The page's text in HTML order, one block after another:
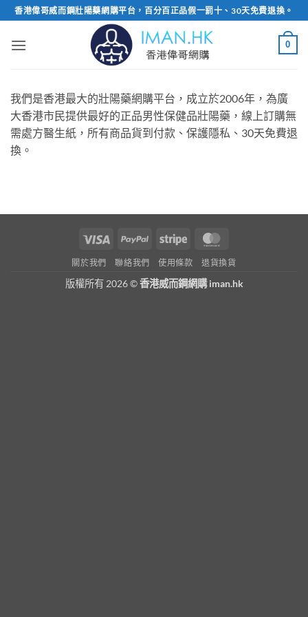
Skip
to
content
香港偉哥威而鋼壯陽藥網購平台，百分百正品假一罰十、30天免費退換。
0
我們是香港最大的壯陽藥網購平台，成立於2006年，為廣
大香港市民提供最好的正品男性保健品壯陽藥，線上訂購無
需處方醫生紙，所有商品貨到付款、保護隱私、30天免費退
換。
Visa PayPal Stripe
關於我們 聯絡我們 使用條款 退貨換貨
版權所有 2026 ©香港威而鋼網購 iman.hk